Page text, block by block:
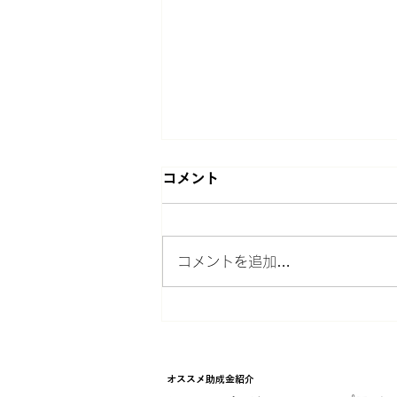
乗り切る「助成金トリプル活
コメント
コメントを追加…
オススメ助成金紹介